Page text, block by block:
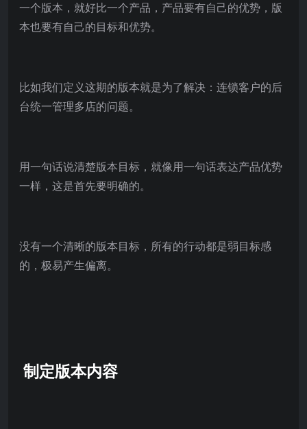
一个版本，就好比一个产品，产品要有自己的优势，版
本也要有自己的目标和优势。
比如我们定义这期的版本就是为了解决：连锁客户的后
台统一管理多店的问题。
用一句话说清楚版本目标，就像用一句话表达产品优势
一样，这是首先要明确的。
没有一个清晰的版本目标，所有的行动都是弱目标感
的，极易产生偏离。
制定版本内容